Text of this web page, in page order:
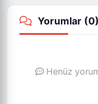
Yorumlar (0)
Henüz